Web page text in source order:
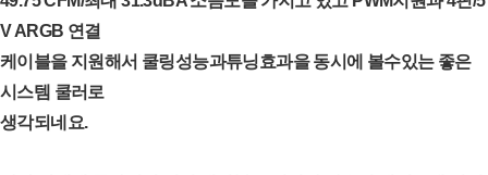
V ARGB 연결
케이블을 지원해서 쿨링성능과튜닝효과을 동시에 볼수있는 좋은
시스템 쿨러로
생각되네요.